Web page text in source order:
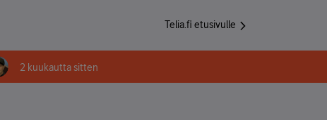
Telia.fi etusivulle
2 kuukautta sitten